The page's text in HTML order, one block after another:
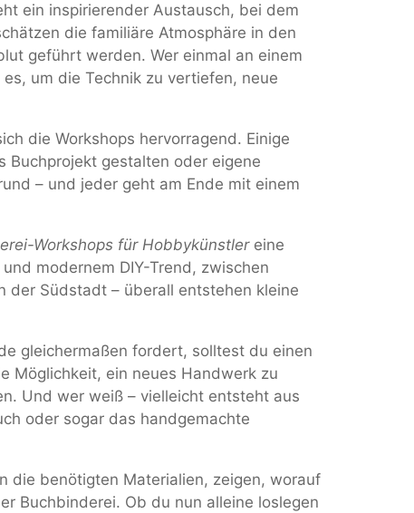
ein inspirierender Austausch, bei dem
die familiäre Atmosphäre in den
geführt werden. Wer einmal an einem
um die Technik zu vertiefen, neue
die Workshops hervorragend. Einige
Buchprojekt gestalten oder eigene
– und jeder geht am Ende mit einem
Workshops für Hobbykünstlereine
modernem DIY-Trend, zwischen
der Südstadt – überall entstehen kleine
gleichermaßen fordert, solltest du einen
Möglichkeit, ein neues Handwerk zu
Und wer weiß – vielleicht entsteht aus
oder sogar das handgemachte
die benötigten Materialien, zeigen, worauf
Buchbinderei. Ob du nun alleine loslegen